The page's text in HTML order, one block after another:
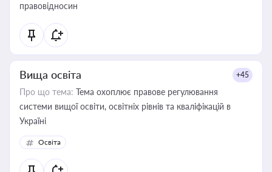
правовідносин
Вища освіта +45
Про що тема: Тема охоплює правове регулювання
системи вищої освіти, освітніх рівнів та кваліфікацій в
Україні
Освіта